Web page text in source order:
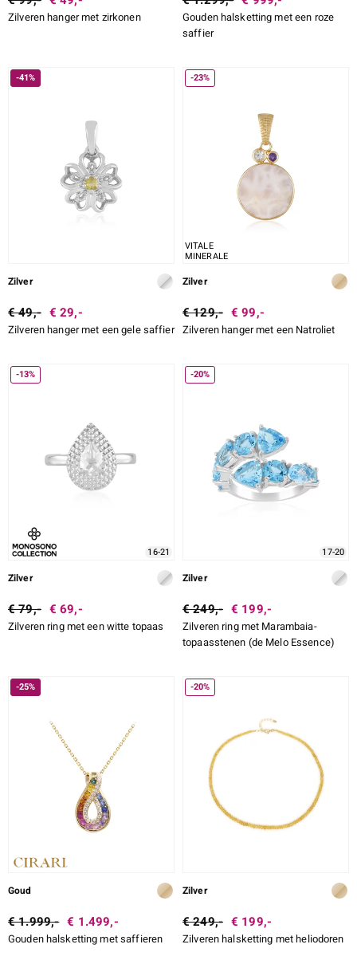
Zilveren hanger met zirkonen
Gouden halsketting met een roze
saffier
-41%
Zilver
€ 49,- € 29,-
Zilveren hanger met een gele saffier
-23%
VITALE
MINERALE
Zilver
€ 129,- € 99,-
Zilveren hanger met een Natroliet
-13%
16-21
Zilver
€ 79,- € 69,-
Zilveren ring met een witte topaas
-20%
17-20
Zilver
€ 249,- € 199,-
Zilveren ring met Marambaia-
topaasstenen (de Melo Essence)
-25%
Goud
€ 1.999,- € 1.499,-
Gouden halsketting met saffieren
-20%
Zilver
€ 249,- € 199,-
Zilveren halsketting met heliodoren